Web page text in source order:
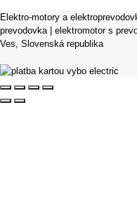
Elektro-motory a
prevodovka | elektromotor s
Ves, Slovenská republika